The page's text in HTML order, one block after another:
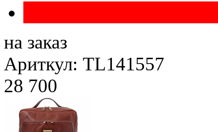
на заказ
Ариткул: TL141557
28 700